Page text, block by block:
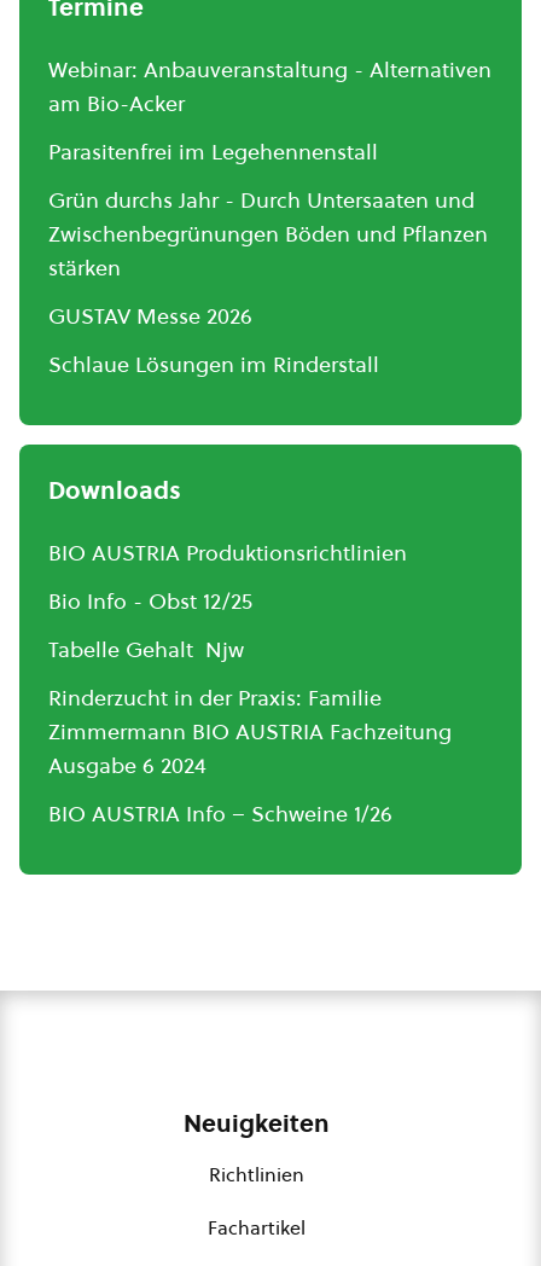
Termine
Webinar: Anbauveranstaltung - Alternativen
am Bio-Acker
Parasitenfrei im Legehennenstall
Grün durchs Jahr - Durch Untersaaten und
Zwischenbegrünungen Böden und Pflanzen
stärken
GUSTAV Messe 2026
Schlaue Lösungen im Rinderstall
Downloads
BIO AUSTRIA Produktionsrichtlinien
Bio Info - Obst 12/25
Tabelle Gehalt Njw
Rinderzucht in der Praxis: Familie
Zimmermann BIO AUSTRIA Fachzeitung
Ausgabe 6 2024
BIO AUSTRIA Info – Schweine 1/26
Neuigkeiten
Richtlinien
Fachartikel